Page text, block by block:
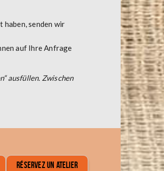
haben, senden wir
auf Ihre Anfrage
ausfüllen. Zwischen
RÉSERVEZ UN ATELIER